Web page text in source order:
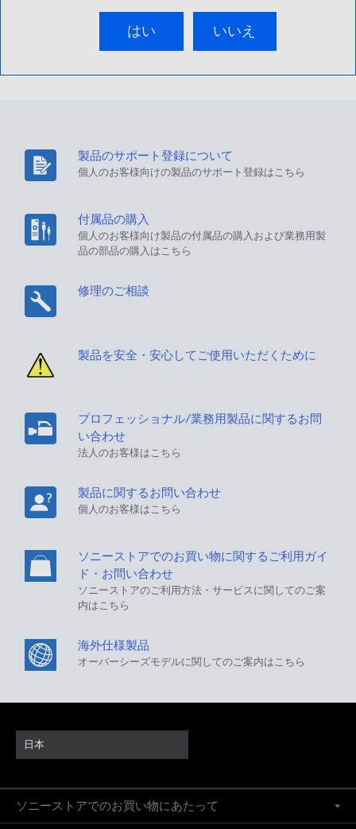
はい いいえ
製品のサポート登録について
個人のお客様向けの製品のサポート登録はこちら
付属品の購入
個人のお客様向け製品の付属品の購入および業務用製
品の部品の購入はこちら
修理のご相談
製品を安全・安心してご使用いただくために
プロフェッショナル/業務用製品に関するお問
い合わせ
法人のお客様はこちら
製品に関するお問い合わせ
個人のお客様はこちら
ソニーストアでのお買い物に関するご利用ガイ
ド・お問い合わせ
ソニーストアのご利用方法・サービスに関してのご案
内はこちら
海外仕様製品
オーバーシーズモデルに関してのご案内はこちら
日本
ソニーストアでのお買い物にあたって